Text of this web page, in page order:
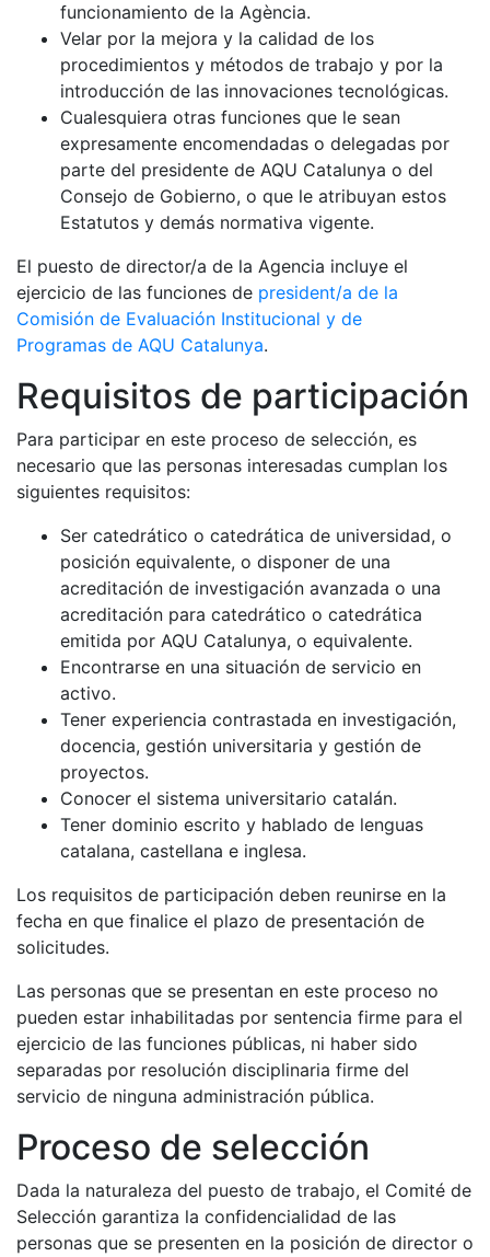
funcionamiento de la Agència.
Velar por la mejora y la calidad de los
procedimientos y métodos de trabajo y por la
introducción de las innovaciones tecnológicas.
Cualesquiera otras funciones que le sean
expresamente encomendadas o delegadas por
parte del presidente de AQU Catalunya o del
Consejo de Gobierno, o que le atribuyan estos
Estatutos y demás normativa vigente.
El puesto de director/a de la Agencia incluye el
ejercicio de las funciones de president/a de la
Comisión de Evaluación Institucional y de
Programas de AQU Catalunya.
Requisitos de participación
Para participar en este proceso de selección, es
necesario que las personas interesadas cumplan los
siguientes requisitos:
Ser catedrático o catedrática de universidad, o
posición equivalente, o disponer de una
acreditación de investigación avanzada o una
acreditación para catedrático o catedrática
emitida por AQU Catalunya, o equivalente.
Encontrarse en una situación de servicio en
activo.
Tener experiencia contrastada en investigación,
docencia, gestión universitaria y gestión de
proyectos.
Conocer el sistema universitario catalán.
Tener dominio escrito y hablado de lenguas
catalana, castellana e inglesa.
Los requisitos de participación deben reunirse en la
fecha en que finalice el plazo de presentación de
solicitudes.
Las personas que se presentan en este proceso no
pueden estar inhabilitadas por sentencia firme para el
ejercicio de las funciones públicas, ni haber sido
separadas por resolución disciplinaria firme del
servicio de ninguna administración pública.
Proceso de selección
Dada la naturaleza del puesto de trabajo, el Comité de
Selección garantiza la confidencialidad de las
personas que se presenten en la posición de director o